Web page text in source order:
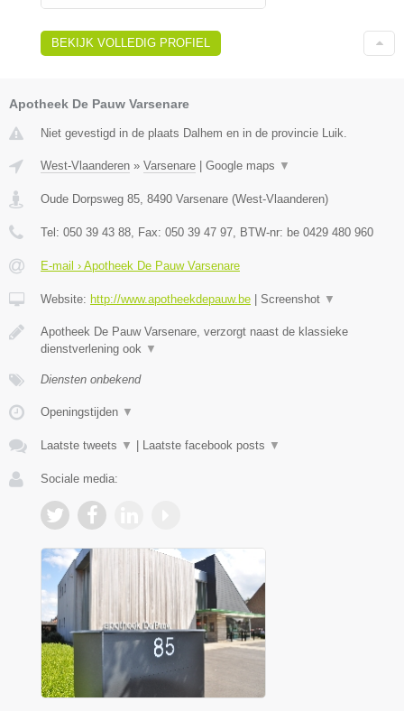
BEKIJK VOLLEDIG PROFIEL
Apotheek De Pauw Varsenare
Niet gevestigd in de plaats Dalhem en in de provincie Luik.
West-Vlaanderen » Varsenare Google maps ▼
Oude Dorpsweg 85 8490 Varsenare (West-Vlaanderen)
Tel: 050 39 43 88 , Fax: 050 39 47 97 , BTW-nr: be 0429 480 960
E-mail › Apotheek De Pauw Varsenare
Website: http://www.apotheekdepauw.be Screenshot ▼
Apotheek De Pauw Varsenare, verzorgt naast de klassieke
dienstverlening ook ▼
Diensten onbekend
Openingstijden ▼
Laatste tweets ▼ Laatste facebook posts ▼
Sociale media: